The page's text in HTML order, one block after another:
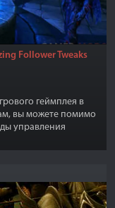
Follower Tweaks
геймплея в
вы можете помимо
управления